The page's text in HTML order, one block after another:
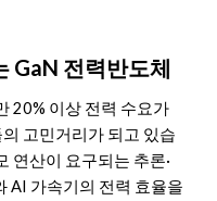
GaN 전력반도체
20% 이상 전력 수요가
고민거리가 되고 있습
연산이 요구되는 추론·
AI 가속기의 전력 효율을